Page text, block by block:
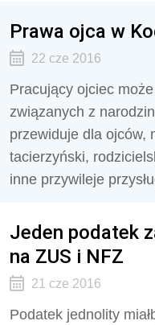
Prawa ojca w
22 cze 2016
Pracujący ojciec
związanych z
przewiduje dla ojców,
tacierzyński,
inne przywileje
Jeden podatek
na ZUS i NFZ
21 cze 2016
Podatek jednolity